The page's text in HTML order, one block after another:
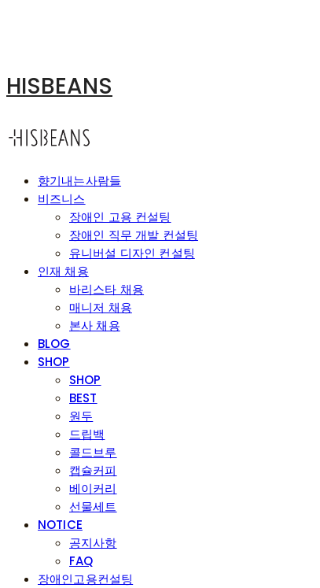
HISBEANS
향기내는사람들
비즈니스
장애인 고용 컨설팅
장애인 직무 개발 컨설팅
유니버설 디자인 컨설팅
인재 채용
바리스타 채용
매니저 채용
본사 채용
BLOG
SHOP
SHOP
BEST
원두
드립백
콜드브루
캡슐커피
베이커리
선물세트
NOTICE
공지사항
FAQ
장애인고용컨설팅